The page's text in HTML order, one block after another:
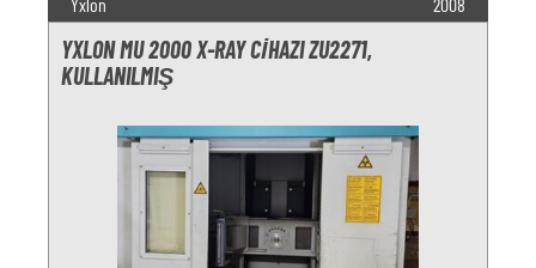
YXLON MU 2000 X-RAY CIHAZI ZU2271,
KULLANILMIŞ